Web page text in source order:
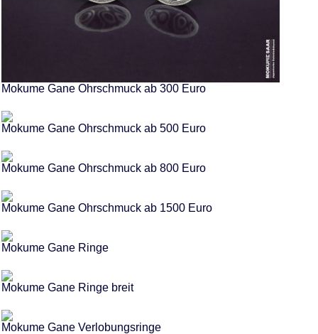
Mokume Gane Ohrschmuck ab 300 Euro
Mokume Gane Ohrschmuck ab 500 Euro
Mokume Gane Ohrschmuck ab 800 Euro
Mokume Gane Ohrschmuck ab 1500 Euro
Mokume Gane Ringe
Mokume Gane Ringe breit
Mokume Gane Verlobungsringe